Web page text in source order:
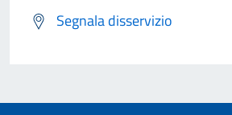
Segnala disservizio